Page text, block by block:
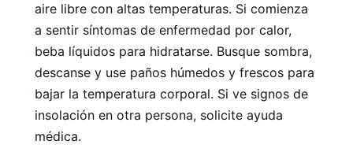
aire libre con altas temperaturas. Si comienza
a sentir síntomas de enfermedad por calor,
beba líquidos para hidratarse. Busque sombra,
descanse y use paños húmedos y frescos para
bajar la temperatura corporal. Si ve signos de
insolación en otra persona, solicite ayuda
médica.